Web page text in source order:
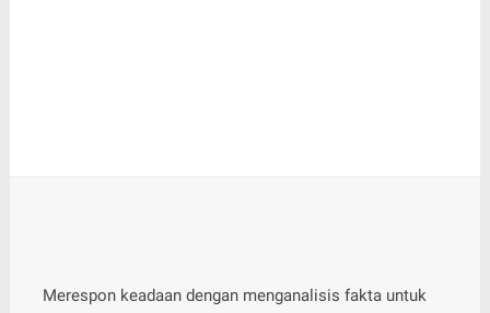
Merespon keadaan dengan menganalisis fakta untuk